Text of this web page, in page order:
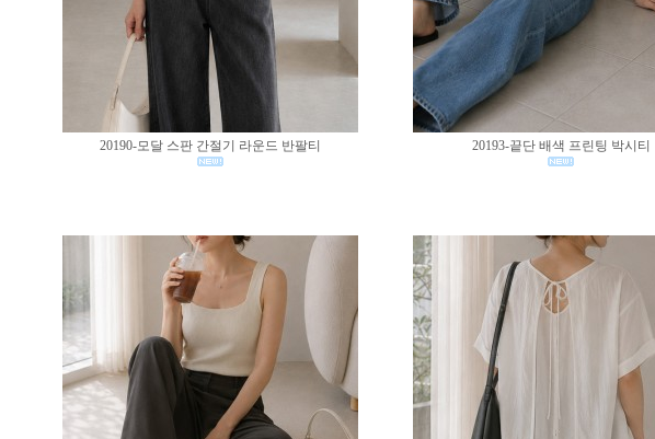
20190-모달 스판 간절기 라운드 반팔티 20193-끝단 배색 프린팅 박시티